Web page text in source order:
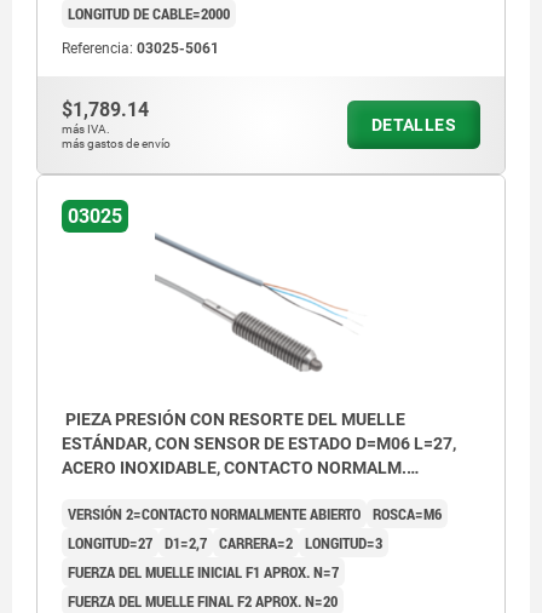
4) Pantalla LED
BN = Marrón
BK = Negro
posición:
Pos. 1: deslizadera encajada
Pos. 2: deslizadera desencajada
3) Deslizadera
LONGITUD DE CABLE=2000
Referencia: 03025-5061
$1,789.14
más IVA.
más gastos de envío
DETALLES
03025
PIEZA PRESIÓN CON RESORTE DEL MUELLE
ESTÁNDAR, CON SENSOR DE ESTADO D=M06 L=27,
ACERO INOXIDABLE, CONTACTO NORMALM.
VERSIÓN 2=CONTACTO NORMALMENTE ABIERTO ROSCA=M6
LONGITUD=27 D1=2,7 CARRERA=2 LONGITUD=3
FUERZA DEL MUELLE INICIAL F1 APROX. N=7
FUERZA DEL MUELLE FINAL F2 APROX. N=20